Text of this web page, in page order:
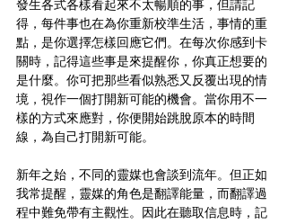
發生各式各樣看起來不太暢順的事，但請記
得，每件事也在為你重新校準生活，事情的重
點，是你選擇怎樣回應它們。在每次你感到卡
關時，記得這些事是來提醒你，你真正想要的
是什麼。你可把那些看似熟悉又反覆出現的情
境，視作一個打開新可能的機會。當你用不一
樣的方式來應對，你便開始跳脫原本的時間
線，為自己打開新可能。
新年之始，不同的靈媒也會談到流年。但正如
我常提醒，靈媒的角色是翻譯能量，而翻譯過
程中難免帶有主觀性。因此在聽取信息時，記